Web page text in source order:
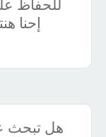
للحفاظ
إحنا
هل تبحث